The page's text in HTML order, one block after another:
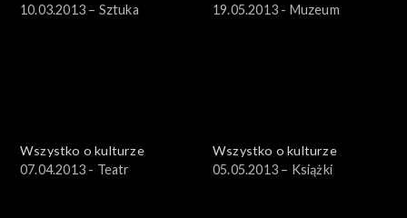
10.03.2013 – Sztuka
19.05.2013 - Muzeum
Wszystko o kulturze
07.04.2013 - Teatr
Wszystko o kulturze
05.05.2013 – Książki